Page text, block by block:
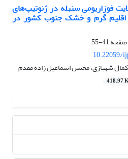
فوزاریومی سنبله در ژنوتیپ‌های
گندم امیدبخش سال 1392 اقلیم گرم و خشک جنوب کشور در
41-55
10.22059/
شهبازی، محسن اسماعیل زاده مقدم
418.97